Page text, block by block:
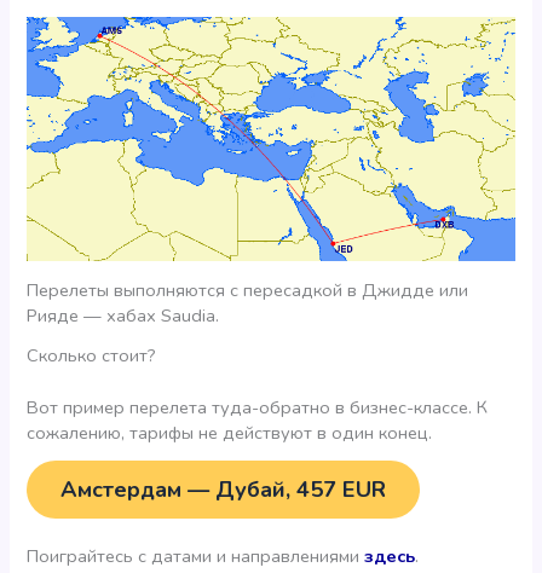
Перелеты выполняются с пересадкой в Джидде или
Рияде — хабах Saudia.
Сколько стоит?
Вот пример перелета туда-обратно в бизнес-классе. К
сожалению, тарифы не действуют в один конец.
Амстердам — Дубай, 457 EUR
Поиграйтесь с датами и направлениямиздесь.